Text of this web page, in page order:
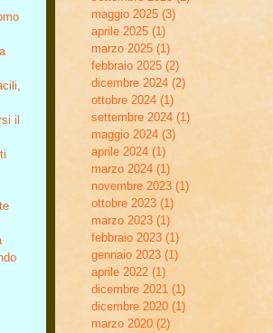
il
maggio 2025 (3)
aprile 2025 (1)
marzo 2025 (1) 1 post
febbraio 2025 (2)
dicembre 2024 (2)
ottobre 2024 (1)
settembre 2024 (1)
maggio 2024 (3)
aprile 2024 (1)
marzo 2024 (1)
novembre 2023 (1)
ottobre 2023 (1)
marzo 2023 (1)
febbraio 2023 (1)
gennaio 2023 (1)
aprile 2022 (1)
dicembre 2021 (1)
dicembre 2020 (1)
marzo 2020 (2)